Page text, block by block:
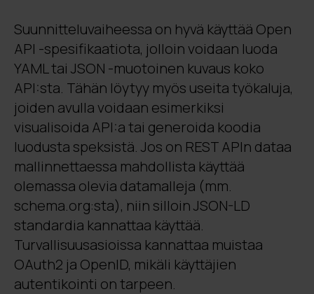
Suunnitteluvaiheessa on hyvä käyttää Open
API -spesifikaatiota, jolloin voidaan luoda
YAML tai JSON -muotoinen kuvaus koko
API:sta. Tähän löytyy myös useita työkaluja,
joiden avulla voidaan esimerkiksi
visualisoida API:a tai generoida koodia
luodusta speksistä. Jos on REST APIn dataa
mallinnettaessa mahdollista käyttää
olemassa olevia datamalleja (mm.
schema.org:sta), niin silloin JSON-LD
standardia kannattaa käyttää.
Turvallisuusasioissa kannattaa muistaa
OAuth2 ja OpenID, mikäli käyttäjien
autentikointi on tarpeen.